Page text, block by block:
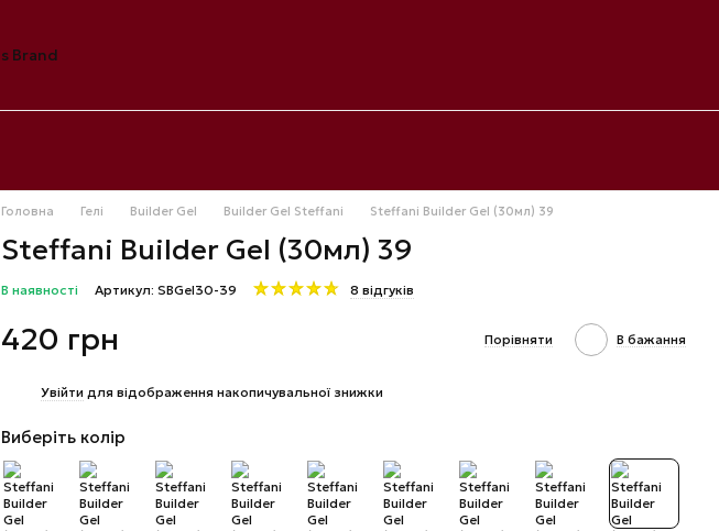
Головна Гелі Builder Gel Builder Gel Steffani Steffani Builder Gel (30мл) 39
Steffani Builder Gel (30мл) 39
В наявності Артикул: SBGel30-39 8 відгуків
420 грн Порівняти В бажання
Увійти для відображення накопичувальної знижки
Виберіть колір